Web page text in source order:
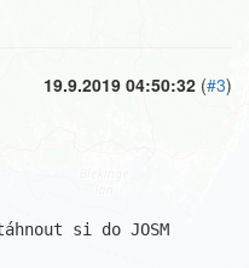
19.9.2019 04:50:32 (#3)
si do JOSM